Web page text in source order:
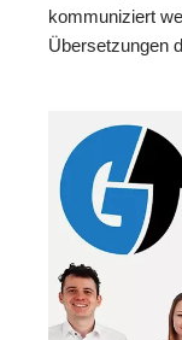
kommuniziert
Übersetzungen